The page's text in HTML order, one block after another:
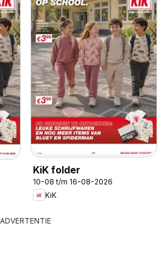
KiK folder
10-08 t/m 16-08-2026
KiK
ADVERTENTIE